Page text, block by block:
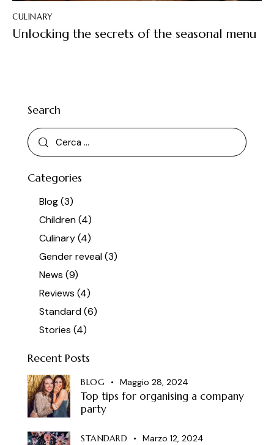
CULINARY
Unlocking the secrets of the seasonal menu
Search
Categories
Blog(3)
Children(4)
Culinary(4)
Gender reveal(3)
News (9)
Reviews (4)
Standard(6)
Stories (4)
Recent Posts
BLOG Maggio 28, 2024
Top tips for organising a company
party
STANDARD Marzo 12, 2024